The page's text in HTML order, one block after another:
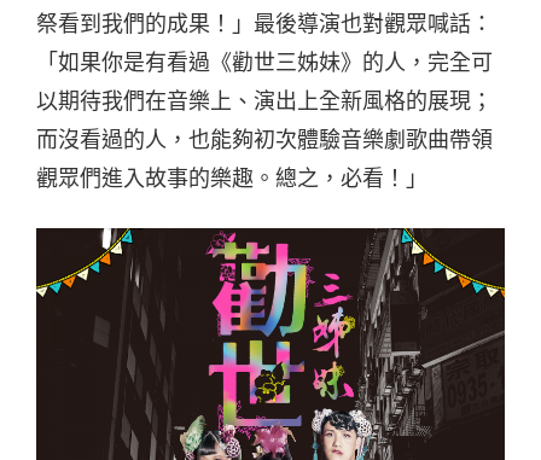
祭看到我們的成果！」最後導演也對觀眾喊話：
「 如果你是有看過《勸世三姊妹》的人，完全可
以期待我們在音樂上、演出上全新風格的展現；
而沒看過的人，也能夠初次體驗音樂劇歌曲帶領
觀眾們進入故事的樂趣。總之，必看！」